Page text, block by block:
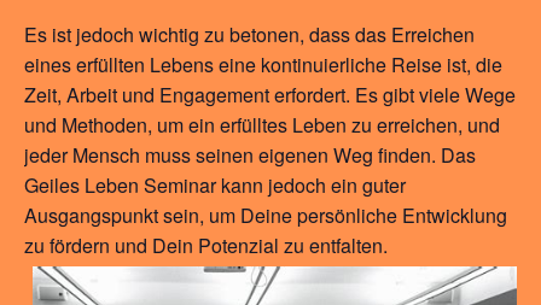
Es ist jedoch wichtig zu betonen, dass das Erreichen
eines erfüllten Lebens eine kontinuierliche Reise ist, die
Zeit, Arbeit und Engagement erfordert. Es gibt viele Wege
und Methoden, um ein erfülltes Leben zu erreichen, und
jeder Mensch muss seinen eigenen Weg finden. Das
Geiles Leben Seminar kann jedoch ein guter
Ausgangspunkt sein, um Deine persönliche Entwicklung
zu fördern und Dein Potenzial zu entfalten.